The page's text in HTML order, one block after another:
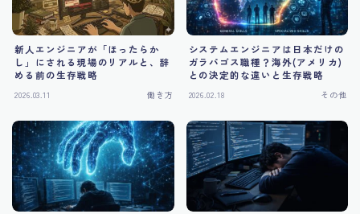
新人エンジニアが「ほったらか
し」にされる現場のリアルと、辞
める前の生存戦略
2026.03.11 働き方
システムエンジニアは日本だけの
ガラパゴス職種？海外(アメリカ)
との決定的な違いと生存戦略
2026.02.18 その他